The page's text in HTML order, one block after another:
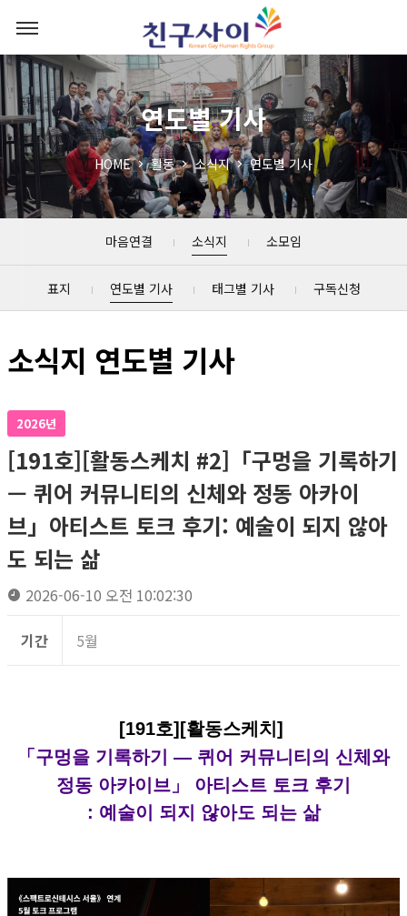
연도별 기사
HOME 활동 소식지 연도별 기사
마음연결 소식지 소모임
표지 연도별 기사 태그별 기사 구독신청
소식지 연도별 기사
2026년
[191호][활동스케치 #2]「구멍을 기록하기
— 퀴어 커뮤니티의 신체와 정동 아카이
브」아티스트 토크 후기: 예술이 되지 않아
도 되는 삶
2026-06-10 오전 10:02:30
기간 5월
[191호][활동스케치]
「구멍을 기록하기 — 퀴어 커뮤니티의 신체와
정동 아카이브」 아티스트 토크 후기
: 예술이 되지 않아도 되는 삶